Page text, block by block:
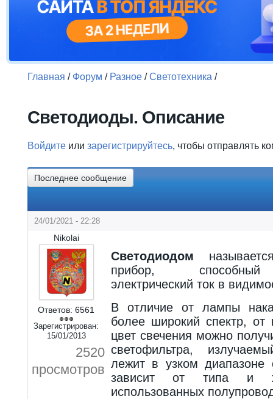
Главная / Форум / Разное /Светотехника /
Светодиоды. Описание
Войдите или зарегистрируйтесь, чтобы отправлять
Последнее сообщение
24/01/2021 - 22:28
Nikolai
Ответов: 6561
Зарегистрирован:
15/01/2013
Светодиодом
прибор, способный
электрический ток в
В отличие от лампы
более широкий спектр, от
цвет свечения можно
светофильтра,
лежит в узком диапазоне
зависит от типа и
использованных
2520
просмотров